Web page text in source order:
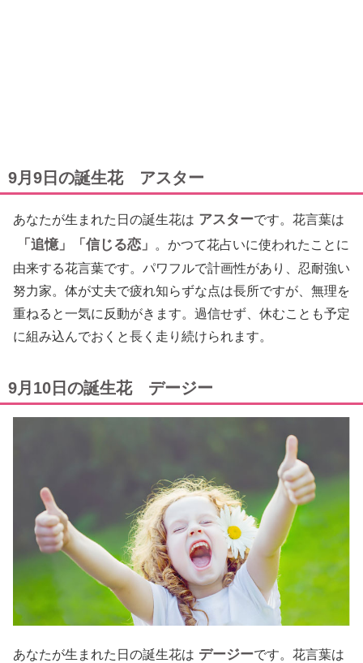
9月9日の誕生花 アスター
あなたが生まれた日の誕生花は アスターです。花言葉は
「追憶」「信じる恋」
。かつて花占いに使われたことに
由来する花言葉です。パワフルで計画性があり、忍耐強い
努力家。体が丈夫で疲れ知らずな点は長所ですが、無理を
重ねると一気に反動がきます。過信せず、休むことも予定
に組み込んでおくと長く走り続けられます。
9月10日の誕生花 デージー
あなたが生まれた日の誕生花は デージーです。花言葉は